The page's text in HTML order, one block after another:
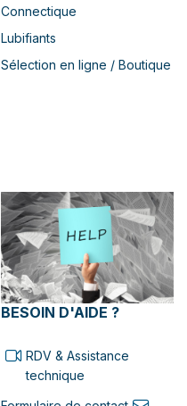
Connectique
Lubifiants
Sélection en ligne / Boutique
BESOIN D'AIDE ?
RDV & Assistance
technique